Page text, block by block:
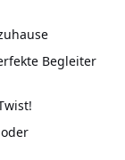
Begleiter